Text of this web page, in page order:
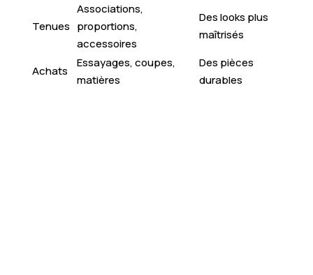
Tenues
Associations,
proportions,
accessoires
Des looks plus
maîtrisés
Achats
Essayages, coupes,
matières
Des pièces
durables